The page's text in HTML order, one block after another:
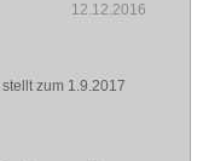
12.12.2016
stellt zum 1.9.2017